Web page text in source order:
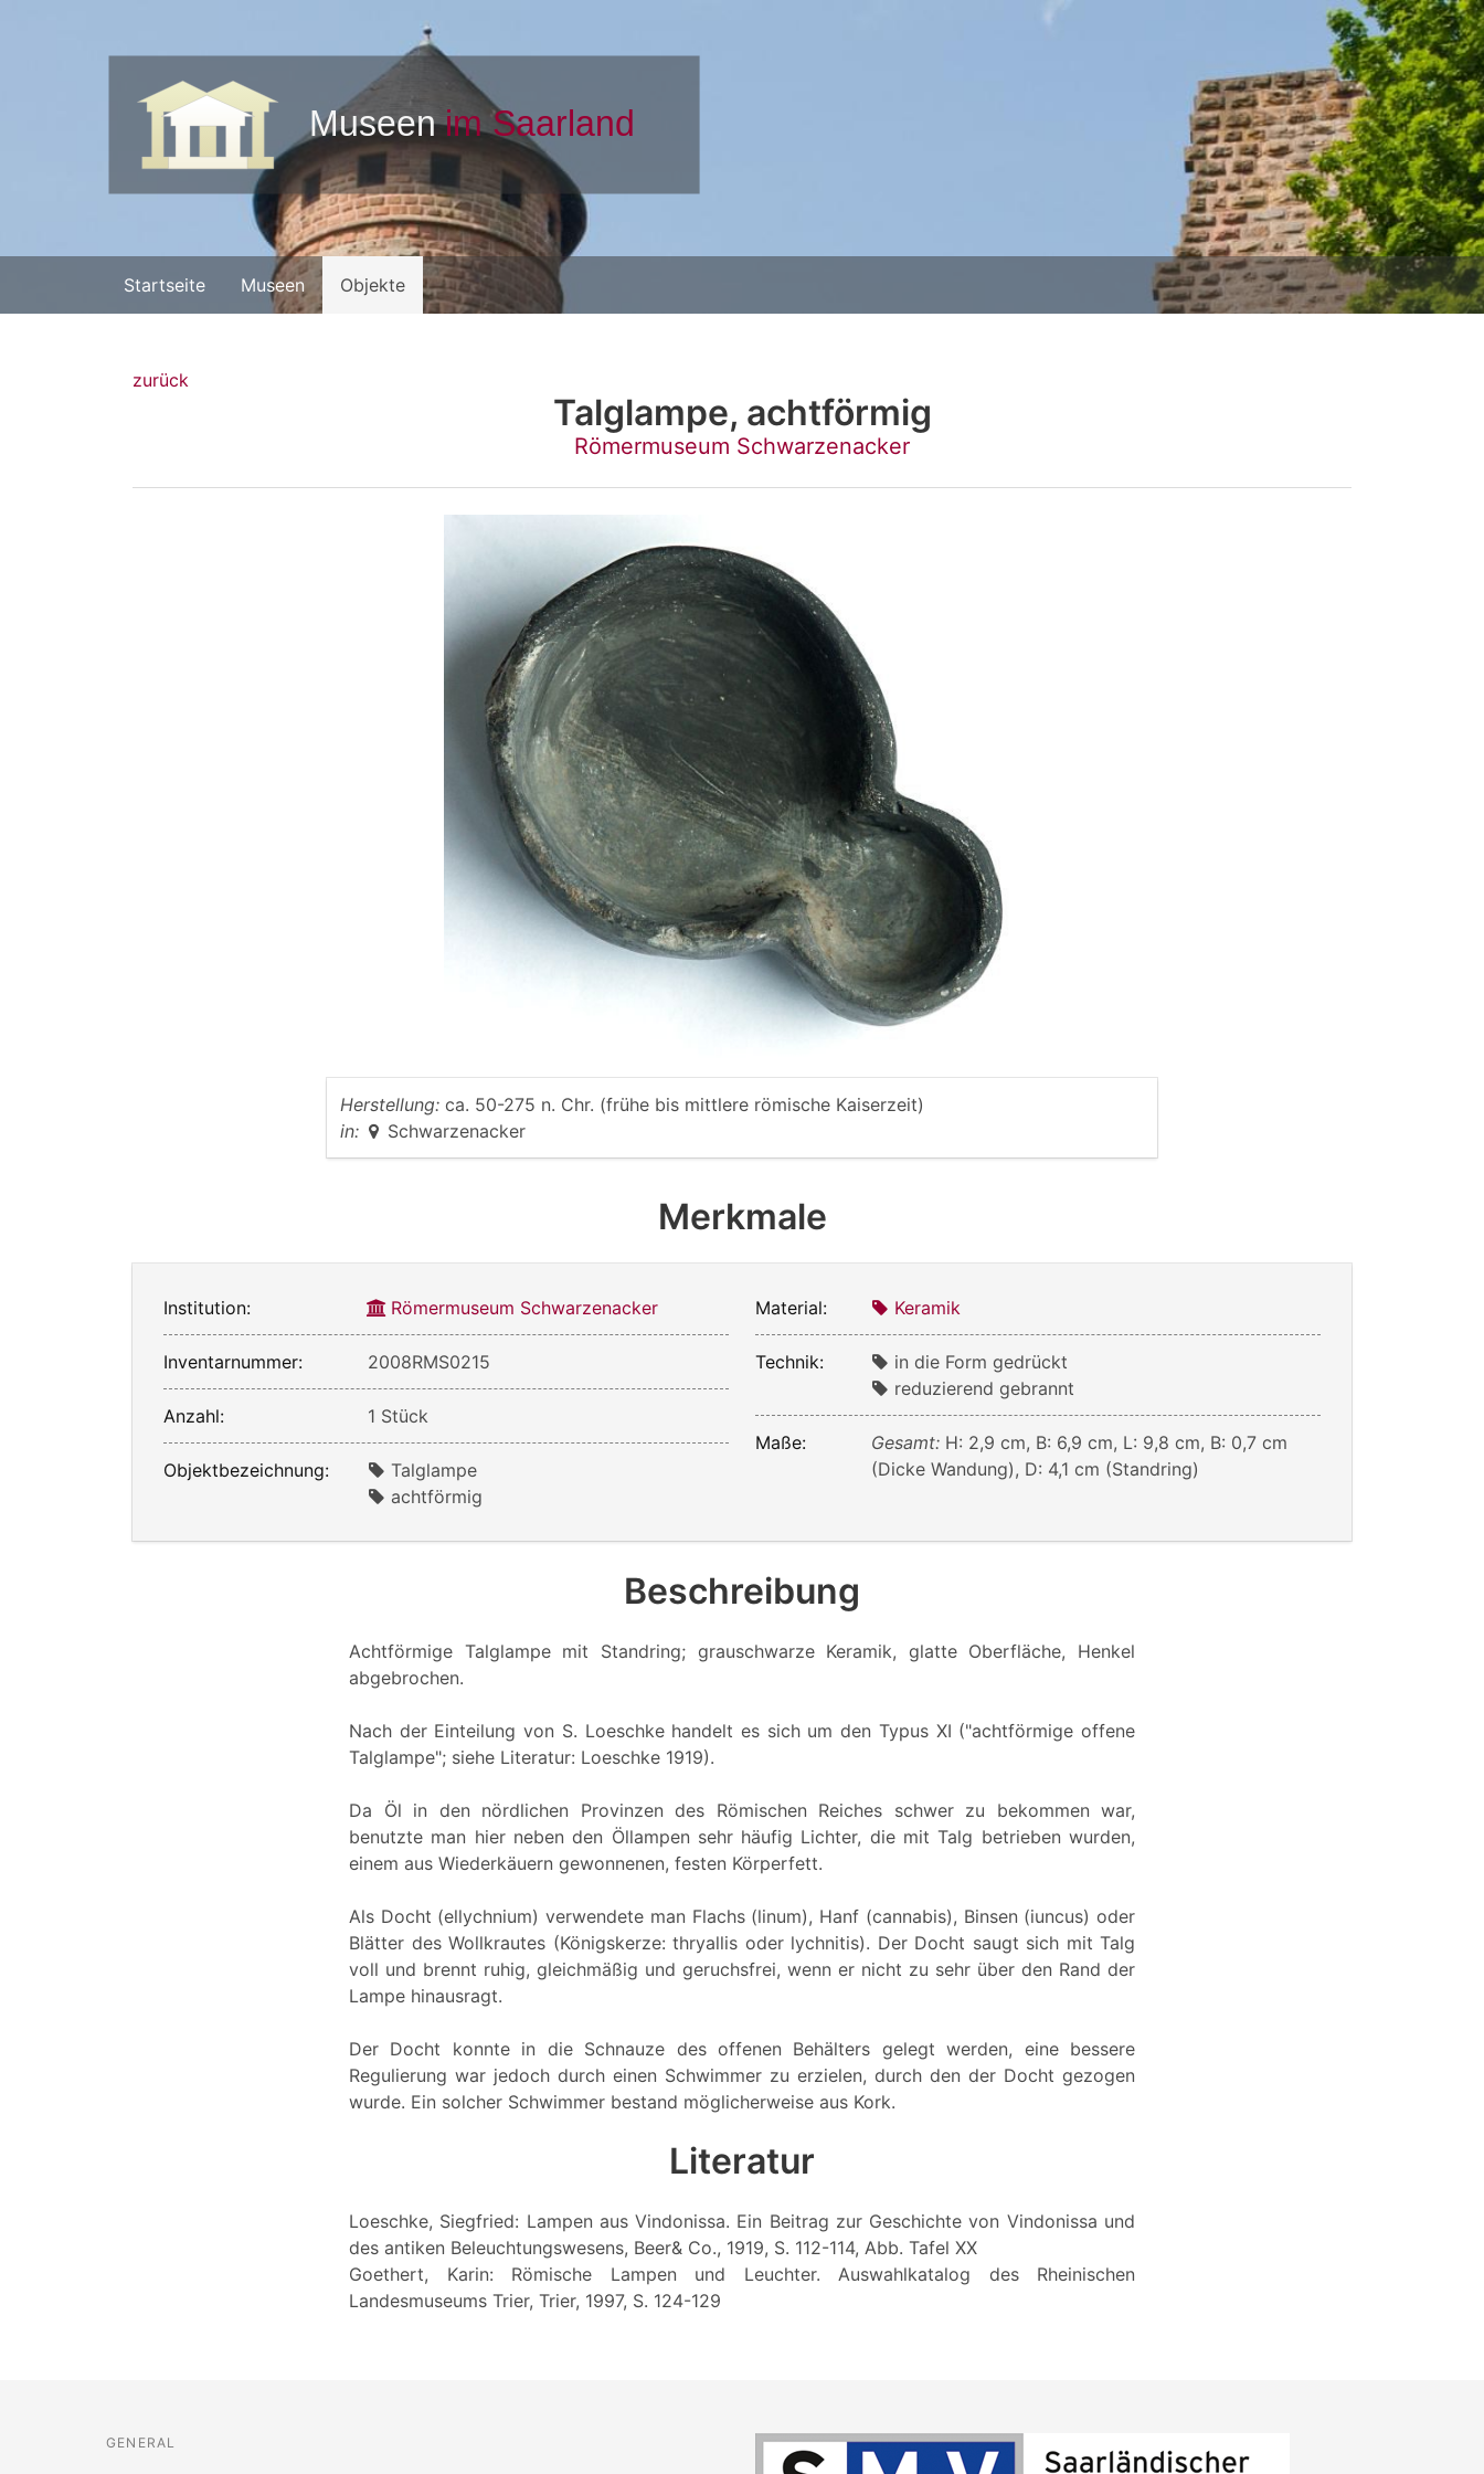
Startseite Museen Objekte
zurück
Talglampe, achtförmig
Römermuseum Schwarzenacker
Herstellung: ca. 50-275 n. Chr. (frühe bis mittlere römische Kaiserzeit)
in:
Schwarzenacker
Merkmale
Institution: Römermuseum Schwarzenacker
Inventarnummer: 2008RMS0215
Anzahl: 1 Stück
Objektbezeichnung:
Talglampe
achtförmig
Material: Keramik
Technik:
in die Form gedrückt
reduzierend gebrannt
Maße: Gesamt: H: 2,9 cm, B: 6,9 cm, L: 9,8 cm, B: 0,7 cm
(Dicke Wandung), D: 4,1 cm (Standring)
Beschreibung
Achtförmige Talglampe mit Standring; grauschwarze Keramik, glatte Oberfläche, Henkel
abgebrochen.
Nach der Einteilung von S. Loeschke handelt es sich um den Typus XI ("achtförmige offene
Talglampe"; siehe Literatur: Loeschke 1919).
Da Öl in den nördlichen Provinzen des Römischen Reiches schwer zu bekommen war,
benutzte man hier neben den Öllampen sehr häufig Lichter, die mit Talg betrieben wurden,
einem aus Wiederkäuern gewonnenen, festen Körperfett.
Als Docht (ellychnium) verwendete man Flachs (linum), Hanf (cannabis), Binsen (iuncus) oder
Blätter des Wollkrautes (Königskerze: thryallis oder lychnitis). Der Docht saugt sich mit Talg
voll und brennt ruhig, gleichmäßig und geruchsfrei, wenn er nicht zu sehr über den Rand der
Lampe hinausragt.
Der Docht konnte in die Schnauze des offenen Behälters gelegt werden, eine bessere
Regulierung war jedoch durch einen Schwimmer zu erzielen, durch den der Docht gezogen
wurde. Ein solcher Schwimmer bestand möglicherweise aus Kork.
Literatur
Loeschke, Siegfried: Lampen aus Vindonissa. Ein Beitrag zur Geschichte von Vindonissa und
des antiken Beleuchtungswesens, Beer& Co., 1919, S. 112-114, Abb. Tafel XX
Goethert, Karin: Römische Lampen und Leuchter. Auswahlkatalog des Rheinischen
Landesmuseums Trier, Trier, 1997, S. 124-129
GENERAL